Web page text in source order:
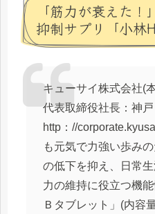
「筋力が衰えた
抑制サプリ「小林
キューサイ株式会社(
代表取締役社長：神戸
http：//
も元気で力強い歩み
の低下を抑え、日常
力の維持に役立つ機
Ｂタブレット」(内容